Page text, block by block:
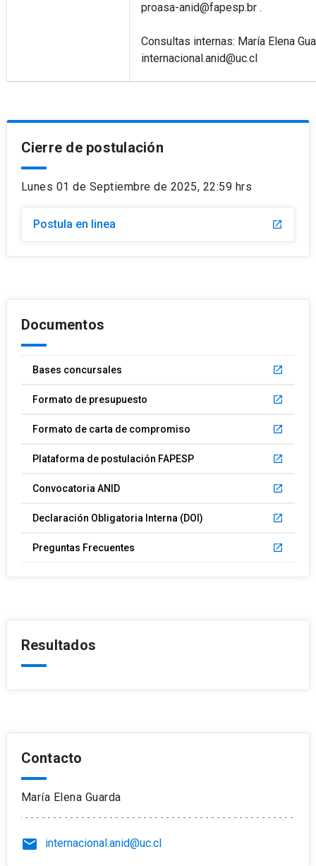
proasa-anid@fapesp.br .
Consultas internas: María Elena
internacional.anid@uc.cl
Cierre de postulación
Lunes 01 de Septiembre de 2025, 22:59 hrs
Postula en linea launch
Documentos
Bases concursales launch
Formato de presupuesto launch
Formato de carta de compromiso launch
Plataforma de postulación FAPESP launch
Convocatoria ANID launch
Declaración Obligatoria Interna (DOI) launch
Preguntas Frecuentes launch
Resultados
Contacto
María Elena Guarda
email internacional.anid@uc.cl